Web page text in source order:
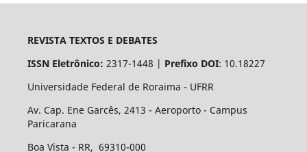
REVISTA TEXTOS E DEBATES
ISSN Eletrônico: 2317-1448 | Prefixo DOI: 10.18227
Universidade Federal de Roraima - UFRR
Av. Cap. Ene Garcês, 2413 - Aeroporto - Campus
Paricarana
Boa Vista - RR, 69310-000